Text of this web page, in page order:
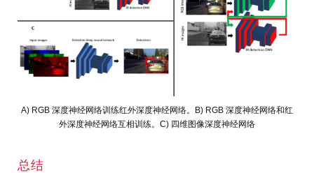
A) RGB 深度神经网络训练红外深度神经网络。B) RGB 深度神经网络和红
外深度神经网络互相训练。C) 四维图像深度神经网络
总结